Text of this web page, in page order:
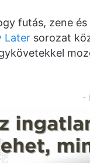
futás, zene
Later sorozat
-